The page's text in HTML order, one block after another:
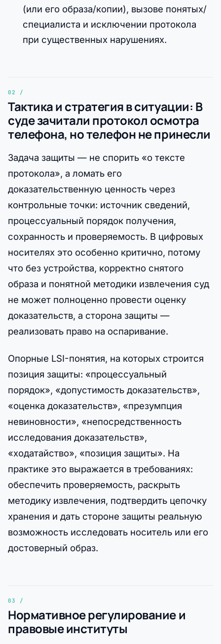
(или его образа/копии), вызове понятых/
специалиста и исключении протокола
при существенных нарушениях.
Тактика и стратегия в ситуации: В
суде зачитали протокол осмотра
телефона, но телефон не принесли
Задача защиты — не спорить «о тексте
протокола», а ломать его
доказательственную ценность через
контрольные точки: источник сведений,
процессуальный порядок получения,
сохранность и проверяемость. В цифровых
носителях это особенно критично, потому
что без устройства, корректно снятого
образа и понятной методики извлечения суд
не может полноценно провести оценку
доказательств, а сторона защиты —
реализовать право на оспаривание.
Опорные LSI-понятия, на которых строится
позиция защиты: «процессуальный
порядок», «допустимость доказательств»,
«оценка доказательств», «презумпция
невиновности», «непосредственность
исследования доказательств»,
«ходатайство», «позиция защиты». На
практике это выражается в требованиях:
обеспечить проверяемость, раскрыть
методику извлечения, подтвердить цепочку
хранения и дать стороне защиты реальную
возможность исследовать носитель или его
достоверный образ.
Нормативное регулирование и
правовые институты